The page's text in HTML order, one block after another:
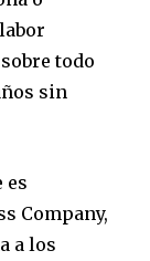
todo
sin
es
Company,
a los